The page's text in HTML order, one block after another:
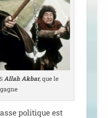
Allah Akbar, que le
poli­tique est